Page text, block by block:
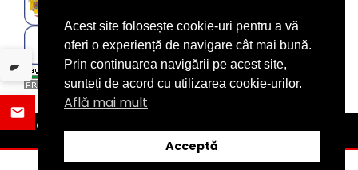
©2026 Atitudine în Argeș. Toate drepturile rezervate
design byXITE.ro
Acest site folosește cookie-uri pentru a vă
oferi o experiență de navigare cât mai bună.
Prin continuarea navigării pe acest site,
sunteți de acord cu utilizarea cookie-urilor.
Află mai mult
Acceptă